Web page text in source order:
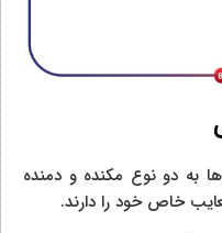
به دو نوع مکنده و دمنده
خاص خود را دارند.